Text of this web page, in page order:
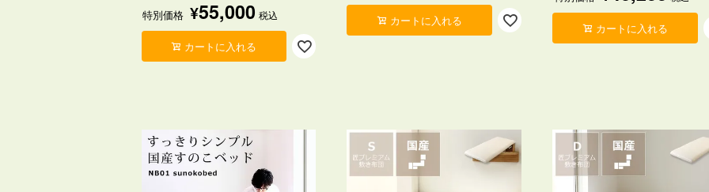
特別価格 ¥55,000 税込
カートに入れる
カートに入れる
カートに入れる